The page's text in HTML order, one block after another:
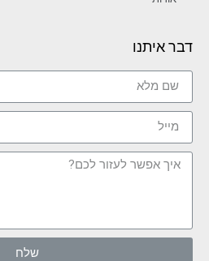
דבר איתנו
שלח